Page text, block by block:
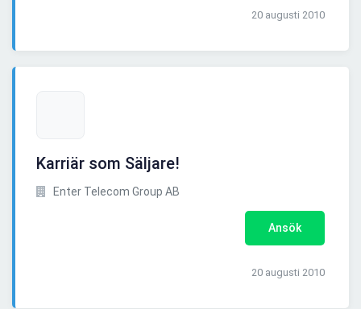
20 augusti 2010
Karriär som Säljare!
Enter Telecom Group AB
Ansök
20 augusti 2010